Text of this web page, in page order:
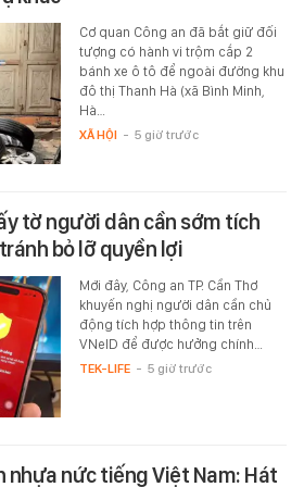
Cơ quan Công an đã bắt giữ đối
tượng có hành vi trộm cắp 2
bánh xe ô tô để ngoài đường khu
đô thị Thanh Hà (xã Bình Minh,
Hà…
XÃ HỘI - 5 giờ trước
tờ người dân cần sớm tích
bỏ lỡ quyền lợi
Mới đây, Công an TP. Cần Thơ
khuyến nghị người dân cần chủ
động tích hợp thông tin trên
VNeID để được hưởng chính…
TEK-LIFE - 5 giờ trước
nhựa nức tiếng Việt Nam: Hát